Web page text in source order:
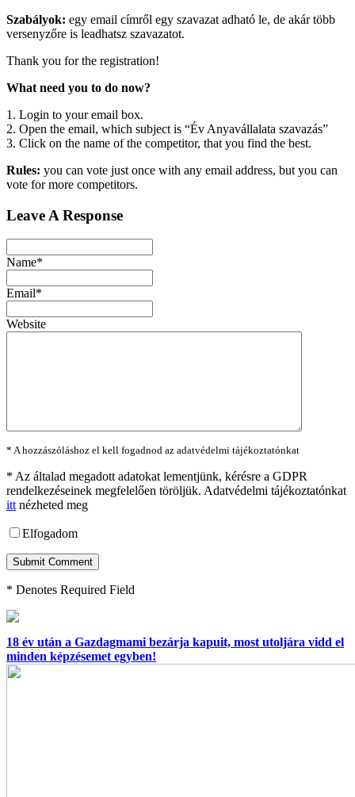
Szabályok: egy email címről egy szavazat adható le, de akár több
versenyzőre is leadhatsz szavazatot.
Thank you for the registration!
What need you to do now?
1. Login to your email box.
2. Open the email, which subject is “Év Anyavállalata szavazás”
3. Click on the name of the competitor, that you find the best.
Rules: you can vote just once with any email address, but you can
vote for more competitors.
Leave A Response
Name*
Email*
Website
* A hozzászóláshoz el kell fogadnod az adatvédelmi tájékoztatónkat
* Az általad megadott adatokat lementjünk, kérésre a GDPR
rendelkezéseinek megfelelően töröljük. Adatvédelmi tájékoztatónkat
itt nézheted meg
Elfogadom
* Denotes Required Field
18 év után a Gazdagmami bezárja kapuit, most utoljára vidd el
minden képzésemet egyben!